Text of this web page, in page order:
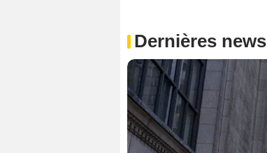
Dernières news